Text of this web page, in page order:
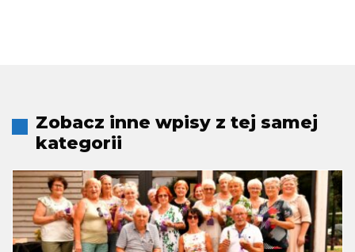
Zobacz inne wpisy z tej samej
kategorii